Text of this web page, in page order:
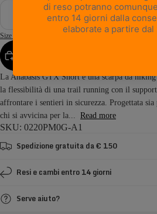
48
Size Guide
La Anabasis GTX Short è una scarpa da
la flessibilità di una trail running con il
affrontare i sentieri in sicurezza. Progettata sia
chi si avvicina per la... Read more
SKU: 0220PM0G-A1
Spedizione gratuita da € 150
Resi e cambi entro 14 giorni
Serve aiuto?